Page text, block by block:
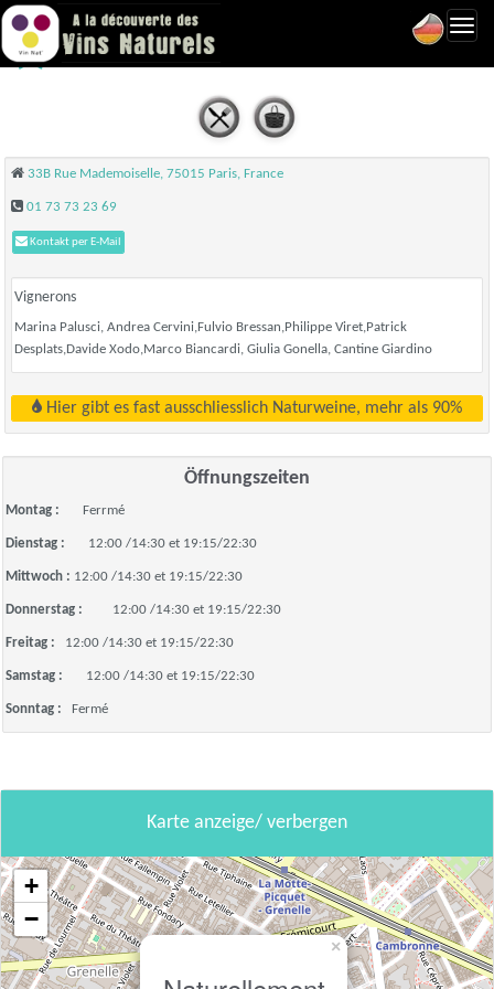
Naturellement - Paris 15
33B Rue Mademoiselle, 75015 Paris, France
01 73 73 23 69
Kontakt per E-Mail
Vignerons
Marina Palusci, Andrea Cervini,Fulvio Bressan,Philippe Viret,Patrick
Desplats,Davide Xodo,Marco Biancardi, Giulia Gonella, Cantine Giardino
Hier gibt es fast ausschliesslich Naturweine, mehr als 90%
Öffnungszeiten
Montag : Ferrmé
Dienstag : 12:00 /14:30 et 19:15/22:30
Mittwoch : 12:00 /14:30 et 19:15/22:30
Donnerstag : 12:00 /14:30 et 19:15/22:30
Freitag : 12:00 /14:30 et 19:15/22:30
Samstag : 12:00 /14:30 et 19:15/22:30
Sonntag : Fermé
Karte anzeige/ verbergen
×
+
−